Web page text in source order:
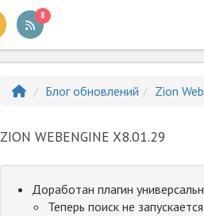
8
Блог обновлений Zion
ZION WEBENGINE X8.01.29
Доработан плагин
Теперь поиск не